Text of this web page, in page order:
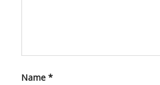
Name *